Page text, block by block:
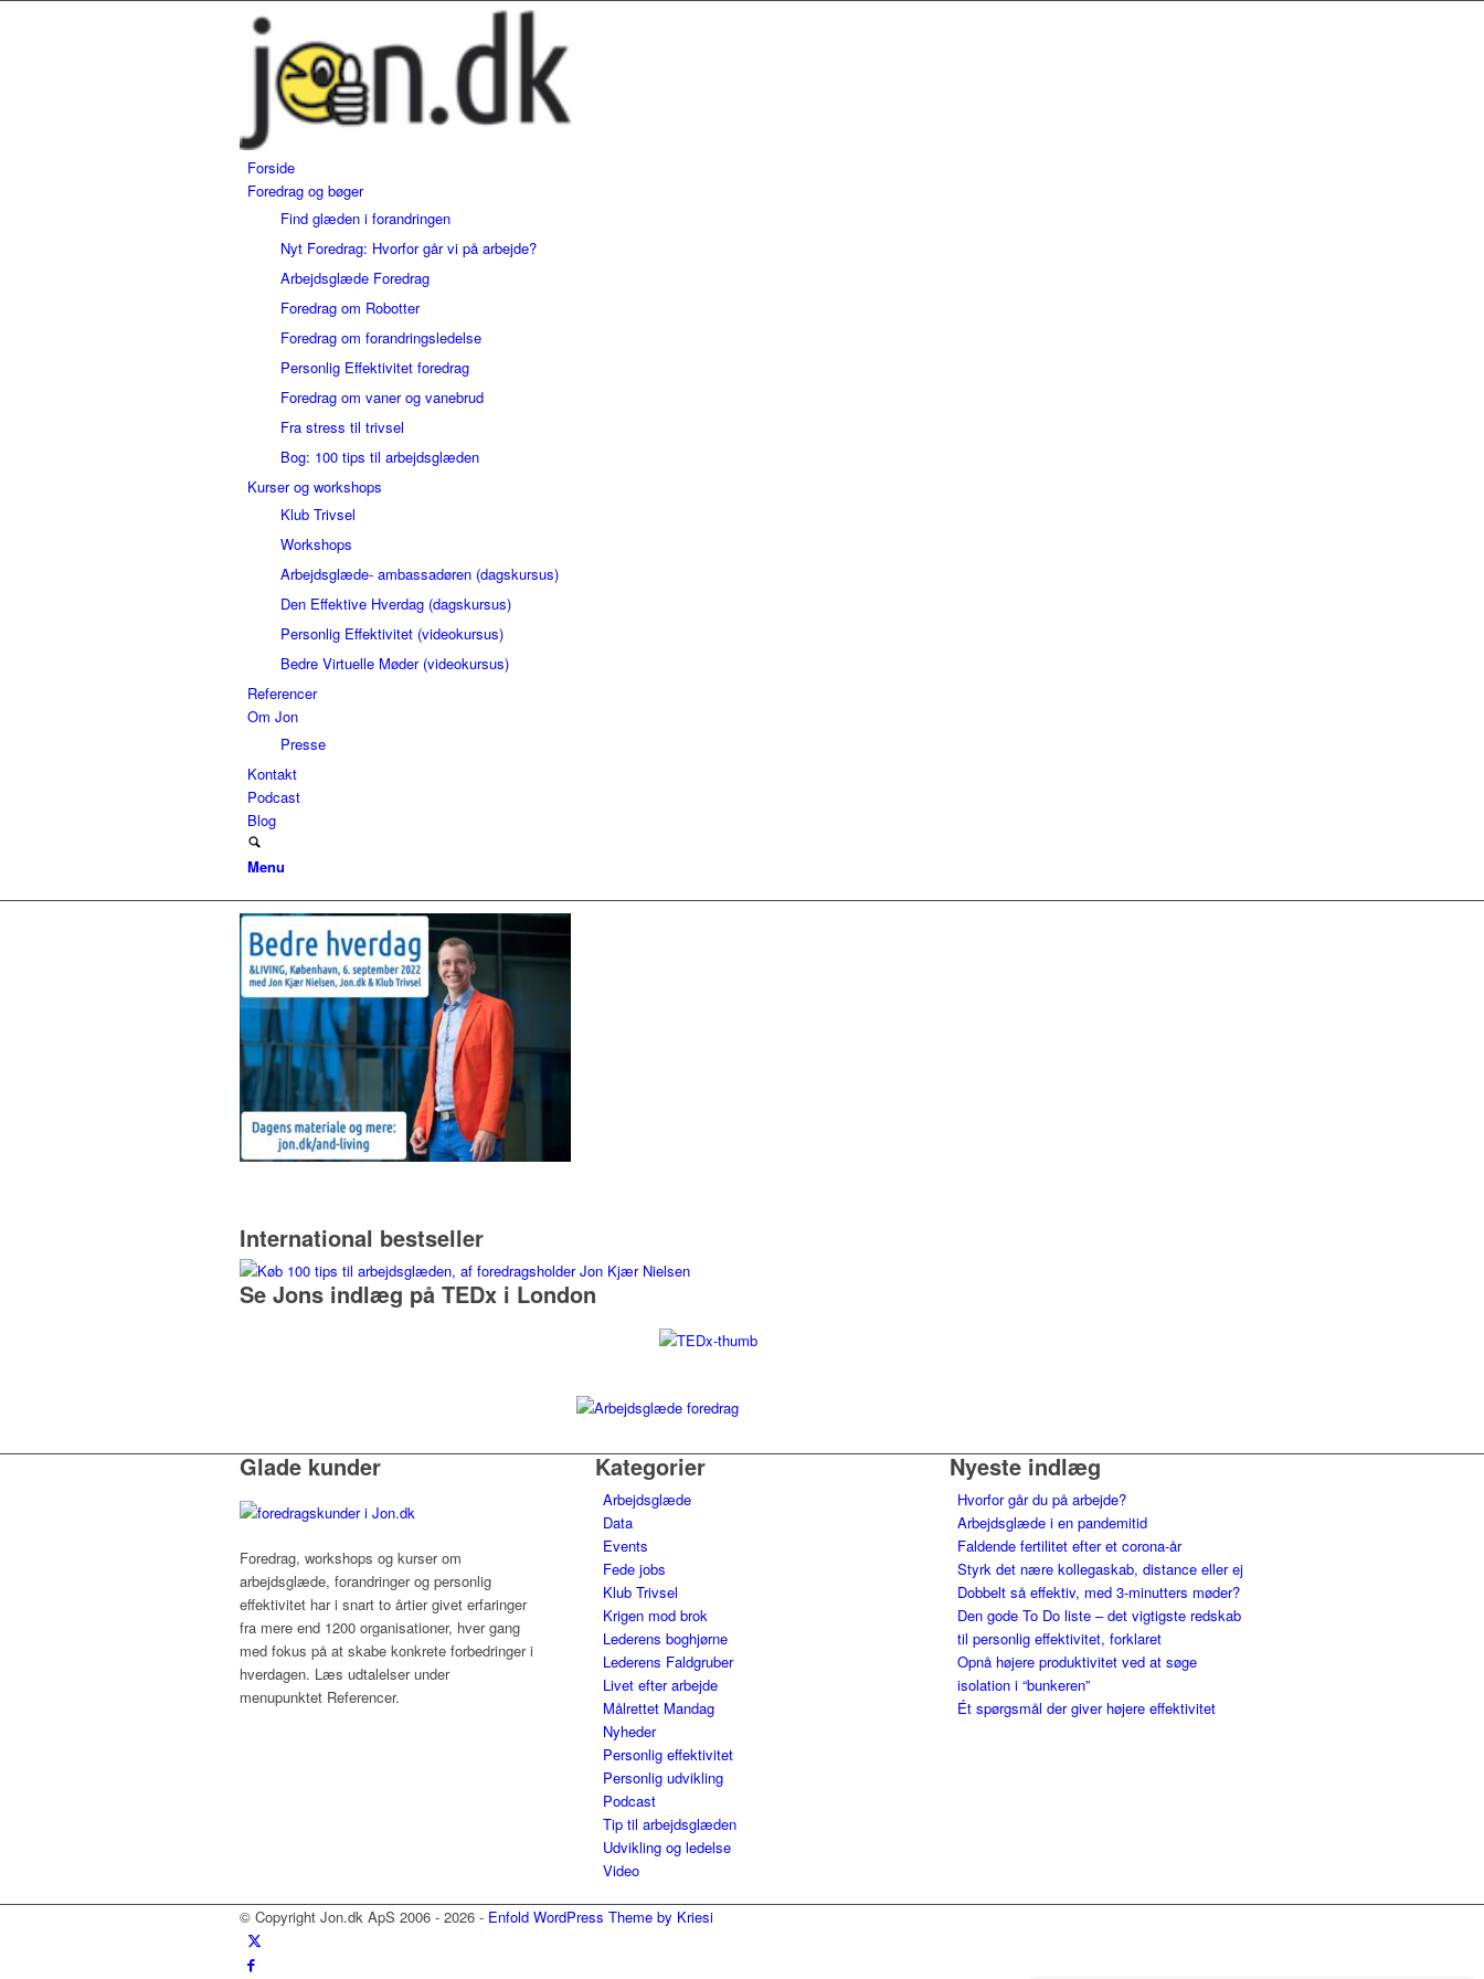
Forside
Foredrag og bøger
Find glæden i forandringen
Nyt Foredrag: Hvorfor går vi på arbejde?
Arbejdsglæde Foredrag
Foredrag om Robotter
Foredrag om forandringsledelse
Personlig Effektivitet foredrag
Foredrag om vaner og vanebrud
Fra stress til trivsel
Bog: 100 tips til arbejdsglæden
Kurser og workshops
Klub Trivsel
Workshops
Arbejdsglæde- ambassadøren (dagskursus)
Den Effektive Hverdag (dagskursus)
Personlig Effektivitet (videokursus)
Bedre Virtuelle Møder (videokursus)
Referencer
Om Jon
Presse
Kontakt
Podcast
Blog
Menu
International bestseller
Se Jons indlæg på TEDx i London
Glade kunder
Foredrag, workshops og kurser om
arbejdsglæde, forandringer og personlig
effektivitet har i snart to årtier givet erfaringer
fra mere end 1200 organisationer, hver gang
med fokus på at skabe konkrete forbedringer i
hverdagen. Læs udtalelser under
menupunktet Referencer.
Kategorier
Arbejdsglæde
Data
Events
Fede jobs
Klub Trivsel
Krigen mod brok
Lederens boghjørne
Lederens Faldgruber
Livet efter arbejde
Målrettet Mandag
Nyheder
Personlig effektivitet
Personlig udvikling
Podcast
Tip til arbejdsglæden
Udvikling og ledelse
Video
Nyeste indlæg
Hvorfor går du på arbejde?
Arbejdsglæde i en pandemitid
Faldende fertilitet efter et corona-år
Styrk det nære kollegaskab, distance eller ej
Dobbelt så effektiv, med 3-minutters møder?
Den gode To Do liste – det vigtigste redskab
til personlig effektivitet, forklaret
Opnå højere produktivitet ved at søge
isolation i “bunkeren”
Ét spørgsmål der giver højere effektivitet
© Copyright Jon.dk ApS 2006 - 2026 - Enfold WordPress Theme by Kriesi